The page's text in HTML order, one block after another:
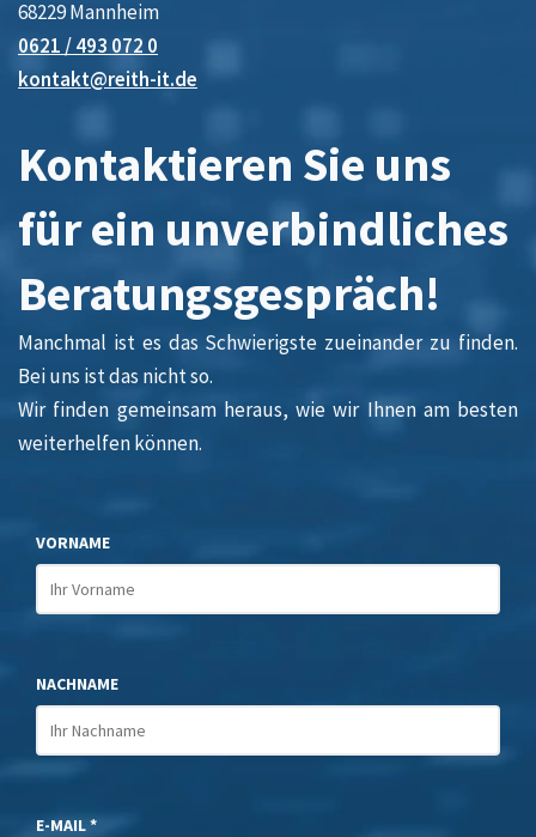
68229 Mannheim
0621 / 493 072 0
kontakt@reith-it.de
Kontaktieren Sie uns
für ein unverbindliches
Beratungsgespräch!
Manchmal ist es das Schwierigste zueinander zu finden.
Bei uns ist das nicht so.
Wir finden gemeinsam heraus, wie wir Ihnen am besten
weiterhelfen können.
VORNAME
NACHNAME
E-MAIL *